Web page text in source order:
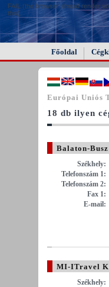
FAIL (the browser should render
this).
Főoldal
Európai Uniós
18 db ilyen
Balaton-
Székhely:
Telefonszám 1:
Telefonszám 2:
Fax 1:
E-mail:
MI-ITravel
Székhely: